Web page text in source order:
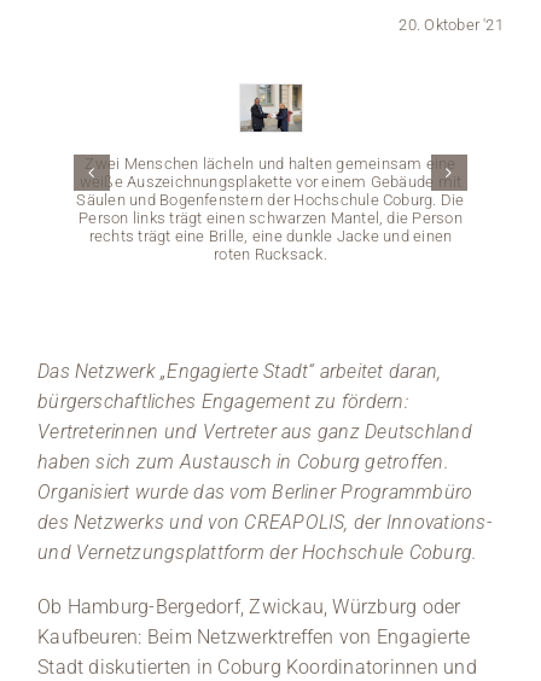
News
Veranstaltungen
20. Oktober '21
Zwei Menschen lächeln und halten gemeinsam eine
weiße Auszeichnungsplakette vor einem Gebäude mit
Säulen und Bogenfenstern der Hochschule Coburg. Die
Person links trägt einen schwarzen Mantel, die Person
rechts trägt eine Brille, eine dunkle Jacke und einen
roten Rucksack.
Das Netzwerk „Engagierte Stadt“ arbeitet daran,
bürgerschaftliches Engagement zu fördern:
Vertreterinnen und Vertreter aus ganz Deutschland
haben sich zum Austausch in Coburg getroffen.
Organisiert wurde das vom Berliner Programmbüro
des Netzwerks und von CREAPOLIS, der Innovations-
und Vernetzungsplattform der Hochschule Coburg.
Ob Hamburg-Bergedorf, Zwickau, Würzburg oder
Kaufbeuren: Beim Netzwerktreffen von Engagierte
Stadt diskutierten in Coburg Koordinatorinnen und